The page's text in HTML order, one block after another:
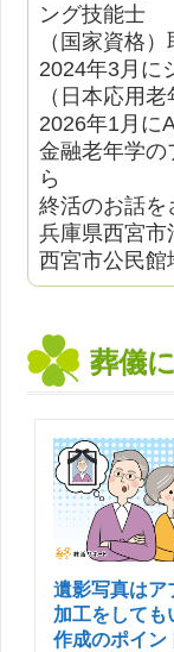
ング技能士
（国家資格
2024年3月に
（日本応用
2026年1月に
金融老年学の
ら
終活のお話を
兵庫県西宮市
西宮市公民館
葬儀
遺影写真はア
加工をしても
作成のポイン